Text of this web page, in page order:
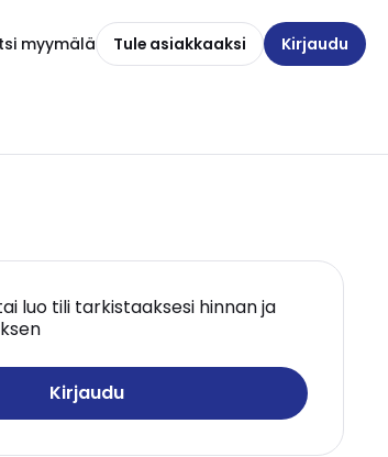
myymälä Tule asiakkaaksi Kirjaudu
luo tili tarkistaaksesi hinnan ja
Kirjaudu